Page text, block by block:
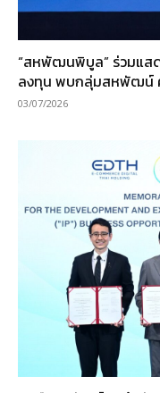
“สหพัฒนพิบูล” ร่วมแสด
ลงทุน พบกลุ่มสหพัฒน์ ค
03/07/2026